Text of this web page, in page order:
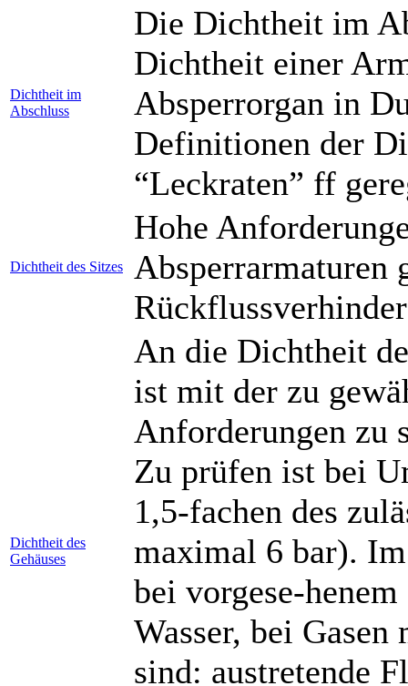
Dichtheit im
Abschluss
Die Dichtheit im
Dichtheit einer
Absperrorgan in
Definitionen der
“Leckraten” ff
Dichtheit des Sitzes
Hohe
Absperrarmaturen
Dichtheit des
Gehäuses
An die Dichtheit
ist mit der zu
Anforderungen zu
Zu prüfen ist bei
1,5-fachen des
maximal 6 bar).
bei vorgese-
Wasser, bei
sind: austretende